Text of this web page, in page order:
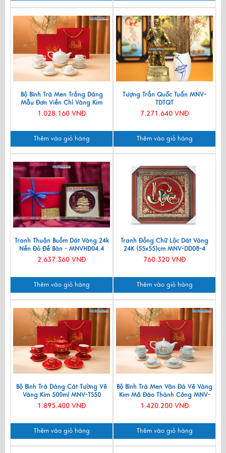
Bộ Bình Trà Men Trắng Dáng
Mẫu Đơn Viền Chỉ Vàng Kim
550ml BT001-7.2
1.028.160 VNĐ
Thêm vào giỏ hàng
Tượng Trần Quốc Tuấn MNV-
TDTQT
7.271.640 VNĐ
Thêm vào giỏ hàng
Tranh Thuận Buồm Dát Vàng 24k
Nền Đỏ Để Bàn - MNVHD04.4
2.637.360 VNĐ
Thêm vào giỏ hàng
Tranh Đồng Chữ Lộc Dát Vàng
24K (55x55)cm MNV-DD08-4
760.320 VNĐ
Thêm vào giỏ hàng
Bộ Bình Trà Dáng Cát Tường Vẽ
Vàng Kim 500ml MNV-TS50
1.895.400 VNĐ
Thêm vào giỏ hàng
Bộ Bình Trà Men Vân Đá Vẽ Vàng
Kim Mã Đáo Thành Công MNV-
BTV11
1.420.200 VNĐ
Thêm vào giỏ hàng